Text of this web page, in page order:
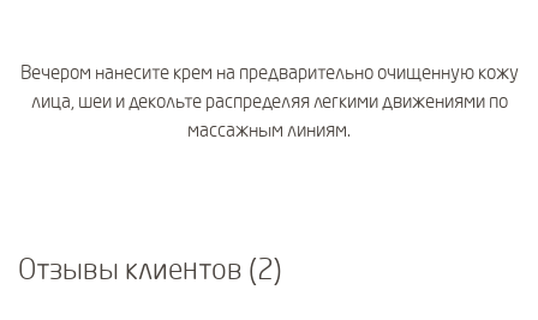
Вечером нанесите крем на предварительно очищенную кожу
лица, шеи и декольте распределяя легкими движениями по
массажным линиям.
Отзывы клиентов (2)